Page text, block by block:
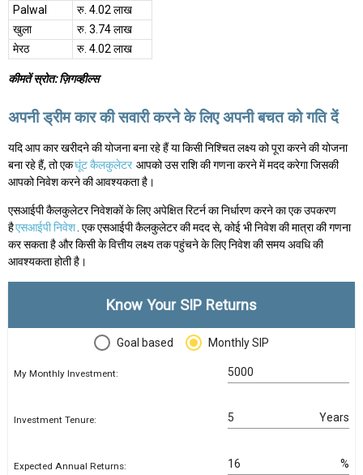
Palwal
रु. 4.02 लाख
खुला
रु. 3.74 लाख
मेरठ
रु. 4.02 लाख
कीमतें स्रोत: ज़िगव्हील्स
अपनी ड्रीम कार की सवारी करने के लिए अपनी बचत को गति दें
यदि आप कार खरीदने की योजना बना रहे हैं या किसी निश्चित लक्ष्य को पूरा करने की योजना
बना रहे हैं, तो एकघूंट कैलकुलेटर आपको उस राशि की गणना करने में मदद करेगा जिसकी
आपको निवेश करने की आवश्यकता है।
एसआईपी कैलकुलेटर निवेशकों के लिए अपेक्षित रिटर्न का निर्धारण करने का एक उपकरण
हैएसआईपी निवेश . एक एसआईपी कैलकुलेटर की मदद से, कोई भी निवेश की मात्रा की गणना
कर सकता है और किसी के वित्तीय लक्ष्य तक पहुंचने के लिए निवेश की समय अवधि की
आवश्यकता होती है।
Know Your SIP Returns
Goal based Monthly SIP
My Monthly Investment:
Investment Tenure: Years
Expected Annual Returns: %